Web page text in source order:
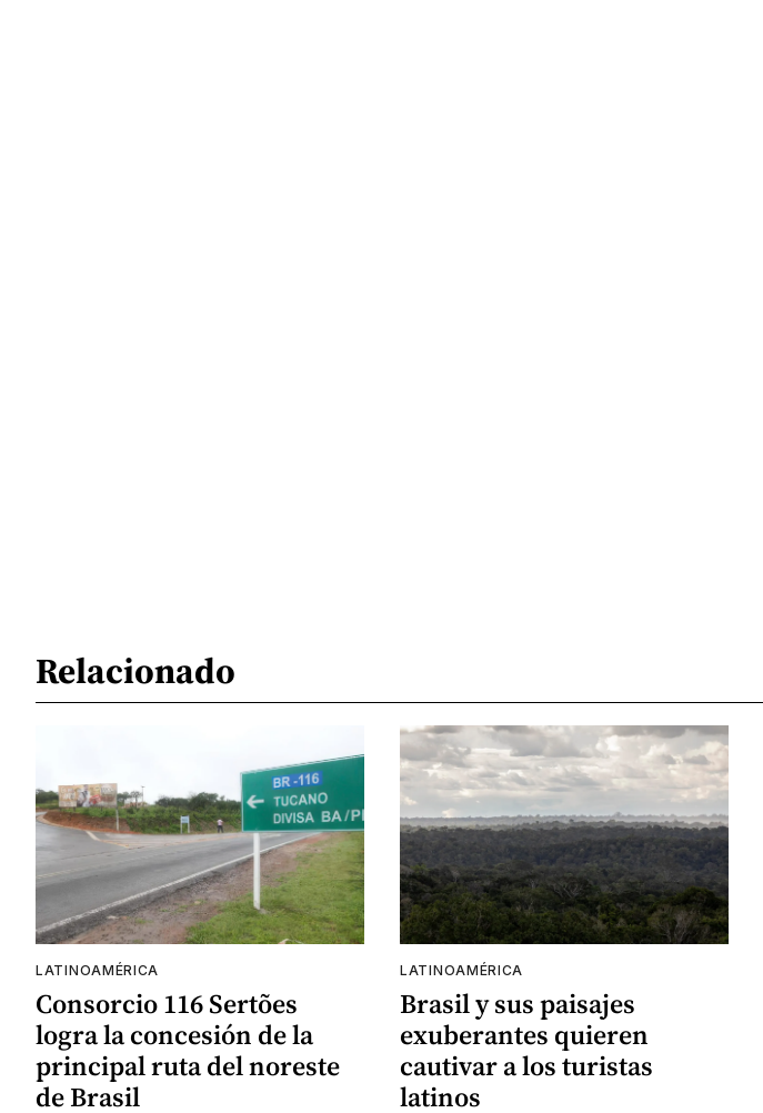
Relacionado
LATINOAMÉRICA
Consorcio 116 Sertões
logra la concesión de la
principal ruta del noreste
de Brasil
LATINOAMÉRICA
Brasil y sus paisajes
exuberantes quieren
cautivar a los turistas
latinos